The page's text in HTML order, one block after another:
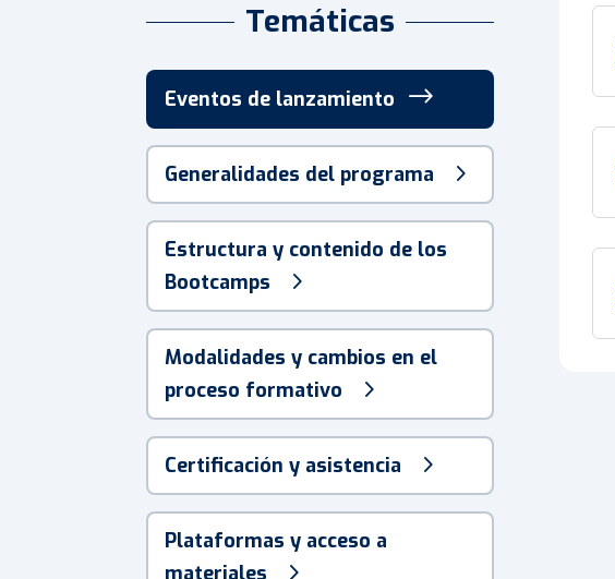
Temáticas
Eventos de lanzamiento
Generalidades del programa
Estructura y contenido de los
Bootcamps
Modalidades y cambios en el
proceso formativo
Certificación y asistencia
Plataformas y acceso a
materiales